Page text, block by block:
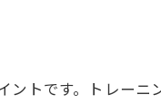
トです。トレー